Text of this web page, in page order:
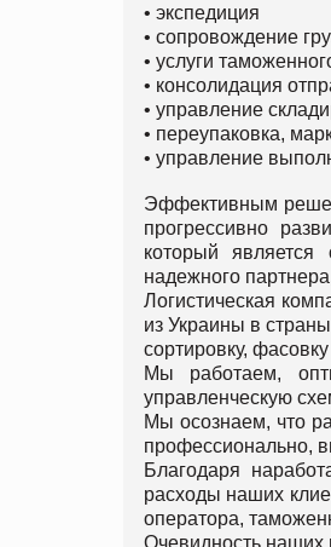
• экспедиция
• сопровождение
• услуги
• консолидация
• управление
• переупаковка,
• управление
Эффективным
прогрессивно
который
надежного
Логистическая
из Украины в
сортировку,
Мы работаем,
управленческую
Мы осознаем, что
профессионально,
Благодаря
расходы наших
оператора,
Очевидность наших